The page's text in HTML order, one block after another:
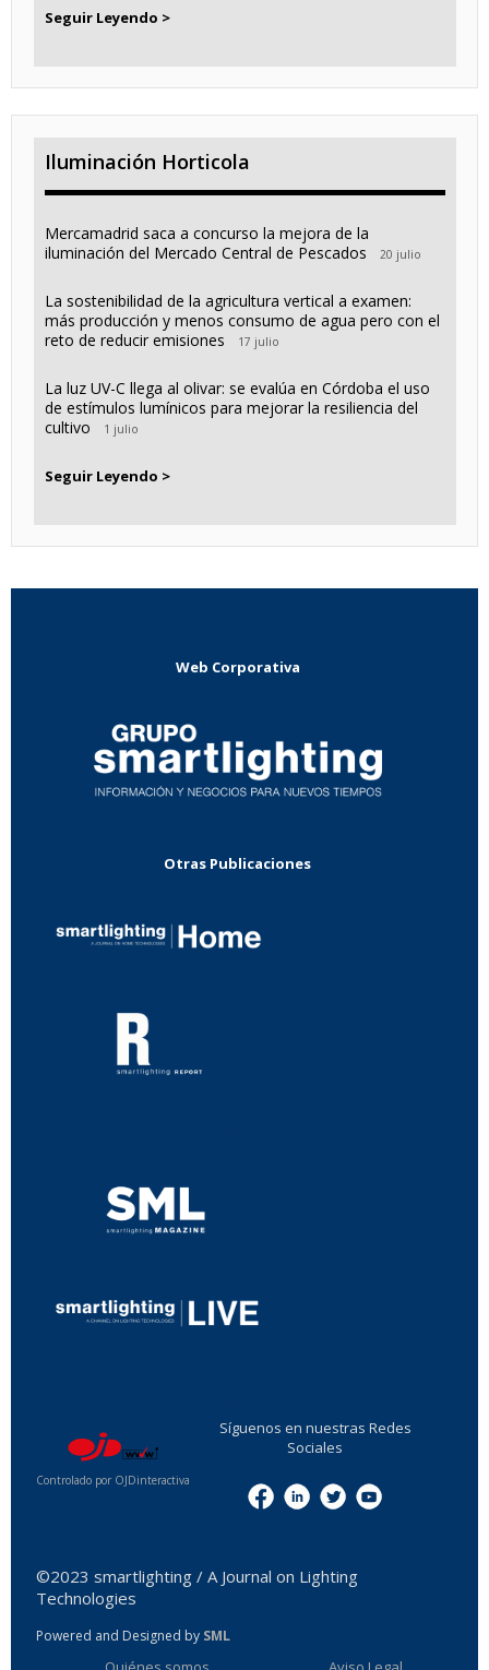
Seguir Leyendo >
Iluminación Horticola
Mercamadrid saca a concurso la mejora de la
iluminación del Mercado Central de Pescados
20 julio
La sostenibilidad de la agricultura vertical a examen:
más producción y menos consumo de agua pero con el
reto de reducir emisiones
17 julio
La luz UV-C llega al olivar: se evalúa en Córdoba el uso
de estímulos lumínicos para mejorar la resiliencia del
cultivo
1 julio
Seguir Leyendo >
Web Corporativa
Otras Publicaciones
Controlado por OJDinteractiva
Síguenos en nuestras Redes
Sociales
©2023 smartlighting / A Journal on Lighting
Technologies
Powered and Designed by SML